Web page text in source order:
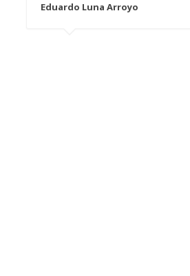
Eduardo Luna Arroyo